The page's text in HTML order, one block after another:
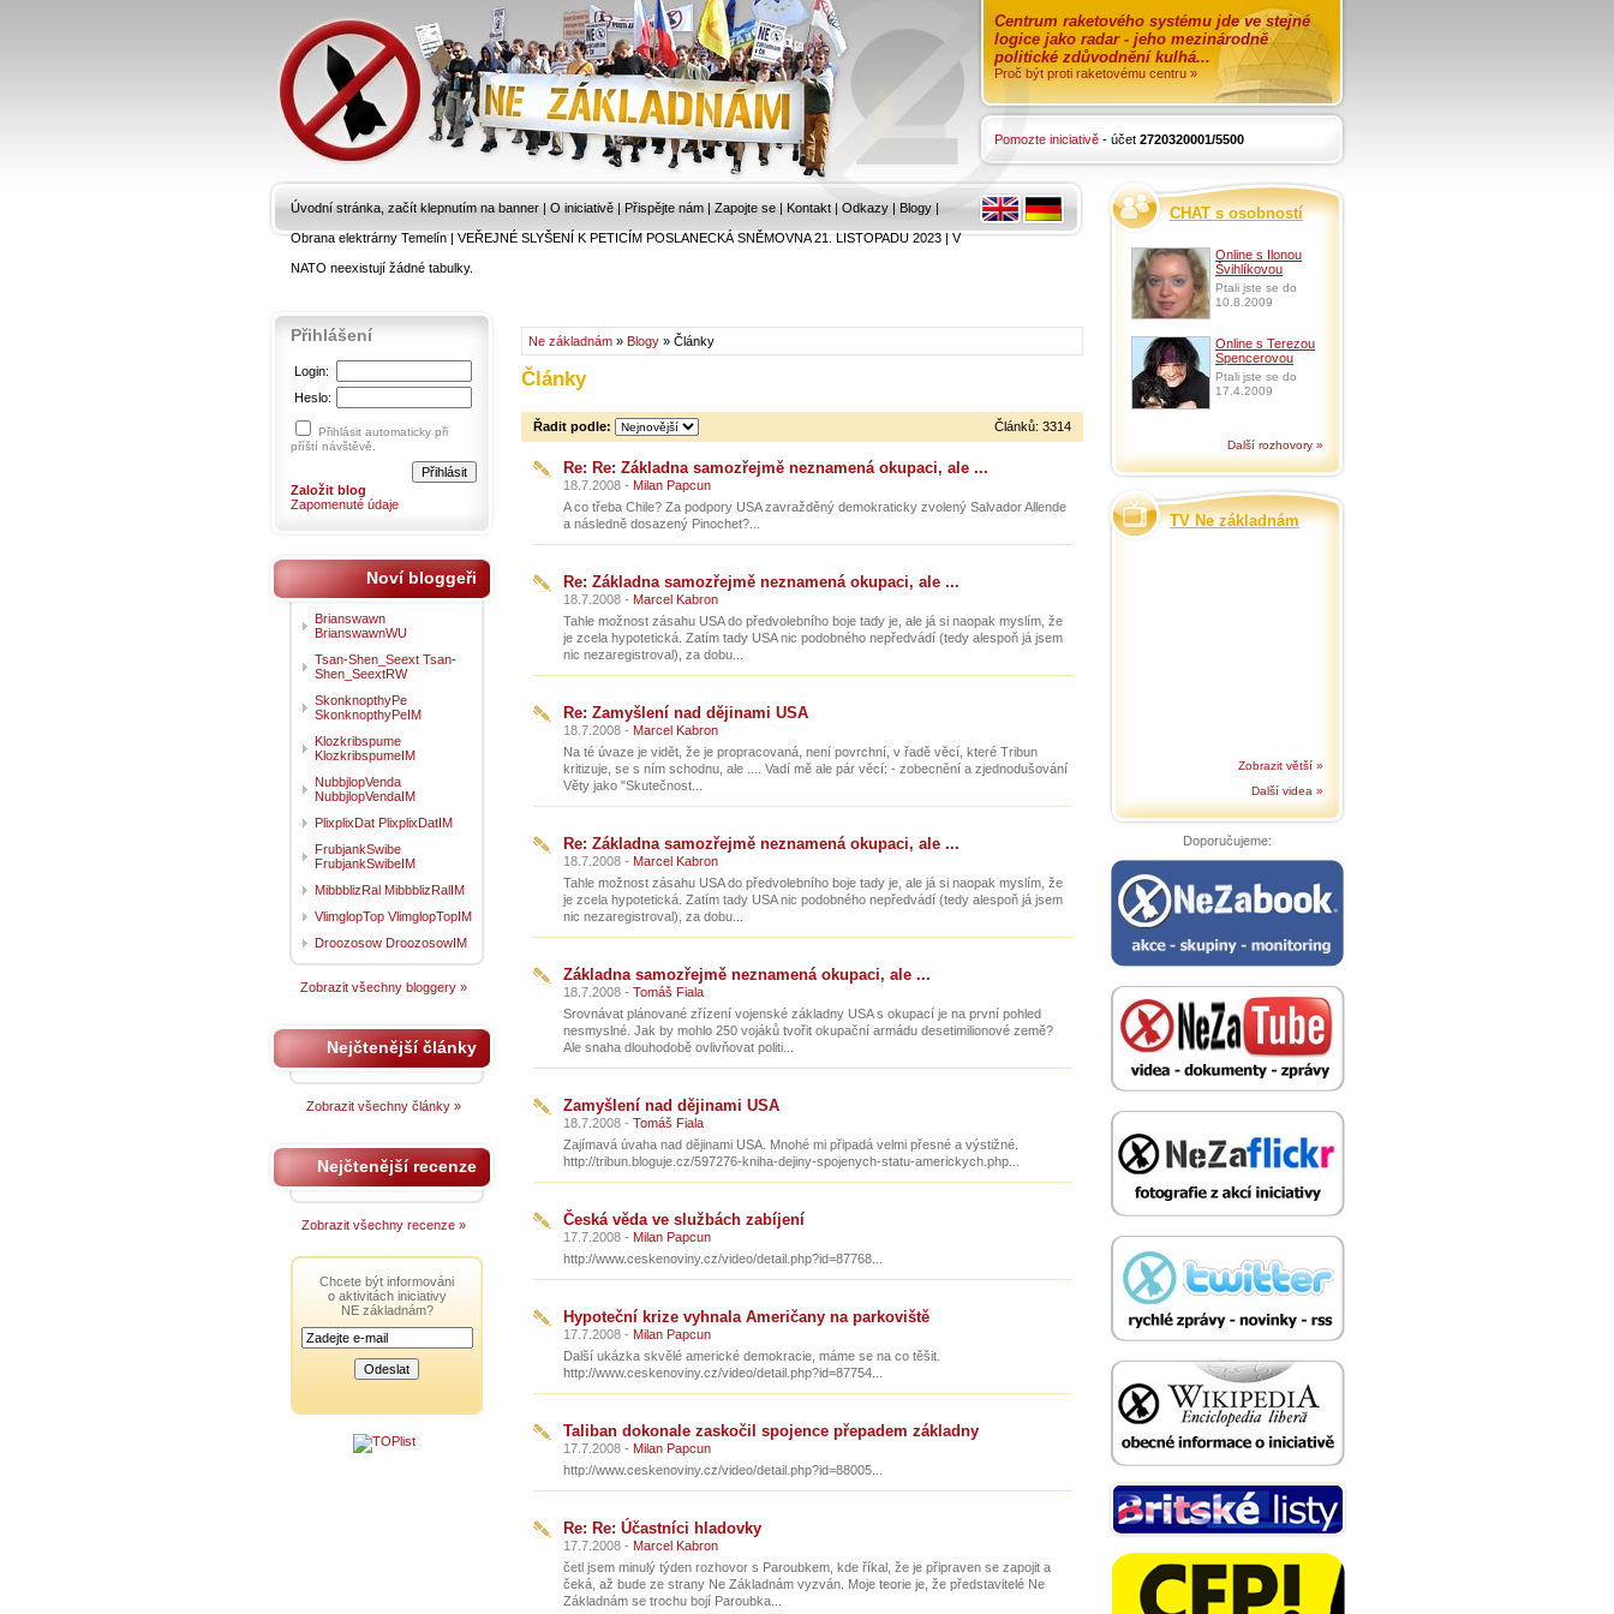
Centrum raketového systému jde ve stejné
logice jako radar - jeho mezinárodně
politické zdůvodnění kulhá...
Proč být proti raketovému centru »
Pomozte iniciativě - účet 2720320001/5500
Úvodní stránka, začít klepnutím na banner | O iniciativě | Přispějte nám | Zapojte se | Kontakt | Odkazy | Blogy |
Obrana elektrárny Temelín|VEŘEJNÉ SLYŠENÍ K PETICÍM POSLANECKÁ SNĚMOVNA 21. LISTOPADU 2023|V
NATO neexistují žádné tabulky.
Ne základnám » Blogy » Články
Články
Článků: 3314
Řadit podle:
Re: Re: Základna samozřejmě neznamená okupaci, ale ...
18.7.2008 - Milan Papcun
A co třeba Chile? Za podpory USA zavražděný demokraticky zvolený Salvador Allende
a následně dosazený Pinochet?...
Re: Základna samozřejmě neznamená okupaci, ale ...
18.7.2008 - Marcel Kabron
Tahle možnost zásahu USA do předvolebního boje tady je, ale já si naopak myslím, že
je zcela hypotetická. Zatím tady USA nic podobného nepředvádí (tedy alespoň já jsem
nic nezaregistroval), za dobu...
Re: Zamyšlení nad dějinami USA
18.7.2008 - Marcel Kabron
Na té úvaze je vidět, že je propracovaná, není povrchní, v řadě věcí, které Tribun
kritizuje, se s ním schodnu, ale .... Vadí mě ale pár věcí: - zobecnění a zjednodušování
Věty jako "Skutečnost...
Re: Základna samozřejmě neznamená okupaci, ale ...
18.7.2008 - Marcel Kabron
Tahle možnost zásahu USA do předvolebního boje tady je, ale já si naopak myslím, že
je zcela hypotetická. Zatím tady USA nic podobného nepředvádí (tedy alespoň já jsem
nic nezaregistroval), za dobu...
Základna samozřejmě neznamená okupaci, ale ...
18.7.2008 - Tomáš Fiala
Srovnávat plánované zřízení vojenské základny USA s okupací je na první pohled
nesmyslné. Jak by mohlo 250 vojáků tvořit okupační armádu desetimilionové země?
Ale snaha dlouhodobě ovlivňovat politi...
Zamyšlení nad dějinami USA
18.7.2008 - Tomáš Fiala
Zajímavá úvaha nad dějinami USA. Mnohé mi připadá velmi přesné a výstižné.
http://tribun.bloguje.cz/597276-kniha-dejiny-spojenych-statu-americkych.php...
Česká věda ve službách zabíjení
17.7.2008 - Milan Papcun
http://www.ceskenoviny.cz/video/detail.php?id=87768...
Hypoteční krize vyhnala Američany na parkoviště
17.7.2008 - Milan Papcun
Další ukázka skvělé americké demokracie, máme se na co těšit.
http://www.ceskenoviny.cz/video/detail.php?id=87754...
Taliban dokonale zaskočil spojence přepadem základny
17.7.2008 - Milan Papcun
http://www.ceskenoviny.cz/video/detail.php?id=88005...
Re: Re: Účastníci hladovky
17.7.2008 - Marcel Kabron
četl jsem minulý týden rozhovor s Paroubkem, kde říkal, že je připraven se zapojit a
čeká, až bude ze strany Ne Základnám vyzván. Moje teorie je, že představitelé Ne
Základnám se trochu bojí Paroubka...
Přihlášení
Login:
Heslo:
Přihlásit automaticky při
příští návštěvě.
Založit blog
Zapomenuté údaje
Noví bloggeři
Brianswawn
BrianswawnWU
Tsan-Shen_Seext Tsan-
Shen_SeextRW
SkonknopthyPe
SkonknopthyPeIM
Klozkribspume
KlozkribspumeIM
NubbjlopVenda
NubbjlopVendaIM
PlixplixDat PlixplixDatIM
FrubjankSwibe
FrubjankSwibeIM
MibbblizRal MibbblizRalIM
VlimglopTop VlimglopTopIM
Droozosow DroozosowIM
Zobrazit všechny bloggery »
Nejčtenější články
Zobrazit všechny články »
Nejčtenější recenze
Zobrazit všechny recenze »
Chcete být informováni
o aktivitách iniciativy
NE základnám?
CHAT s osobností
Online s Ilonou
Švihlíkovou
Ptali jste se do
10.8.2009
Online s Terezou
Spencerovou
Ptali jste se do
17.4.2009
Další rozhovory »
TV Ne základnám
Zobrazit větší »
Další videa »
Doporučujeme: